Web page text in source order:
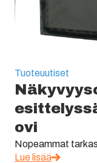
Tuoteuutiset
ovi
Nopeammat
Lue lisää